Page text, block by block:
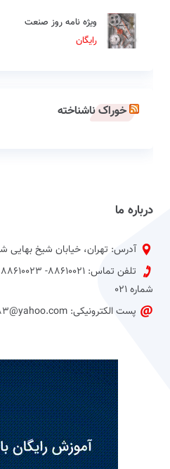
ویژه نامه روز صنعت
رایگان
خوراک ناشناخته
درباره ما
آدرس: تهران، خیابان شیخ بهایی
شماره 021
پست الکترونیکی: jahan1383@yahoo.com